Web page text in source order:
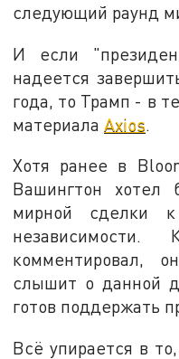
следующий раунд
И если
надеется
года, то Трамп - в
материалаAxios.
Хотя ранее в
Вашингтон хотел
мирной сделки
комментировал,
слышит о данной
готов поддержать
Всё упирается в